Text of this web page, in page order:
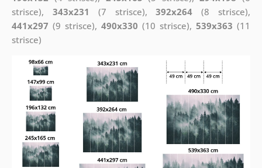
strisce), 343x231 (7 strisce),392x264 (8 strisce),
441x297 (9 strisce), 490x330 (10 strisce),539x363 (11
strisce)